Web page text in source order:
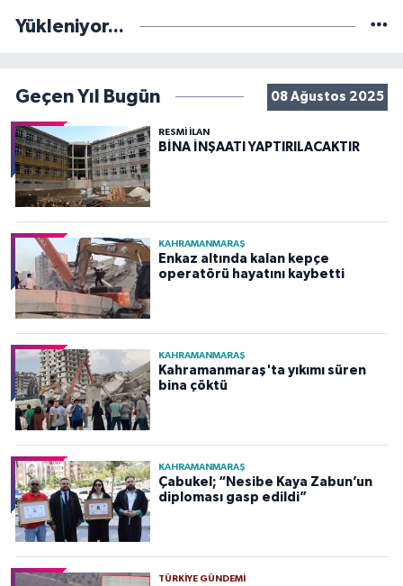
Yükleniyor...
Geçen Yıl Bugün 08 Ağustos 2025
RESMİ İLAN
BİNA İNŞAATI YAPTIRILACAKTIR
KAHRAMANMARAŞ
Enkaz altında kalan kepçe
operatörü hayatını kaybetti
KAHRAMANMARAŞ
Kahramanmaraş'ta yıkımı süren
bina çöktü
KAHRAMANMARAŞ
Çabukel; “Nesibe Kaya Zabun’un
diploması gasp edildi”
TÜRKIYE GÜNDEMI